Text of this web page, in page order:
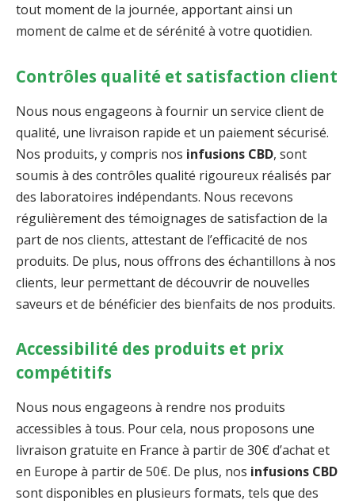
tout moment de la journée, apportant ainsi un
moment de calme et de sérénité à votre quotidien.
Contrôles qualité et satisfaction client
Nous nous engageons à fournir un service client de
qualité, une livraison rapide et un paiement sécurisé.
Nos produits, y compris nos infusions CBD, sont
soumis à des contrôles qualité rigoureux réalisés par
des laboratoires indépendants. Nous recevons
régulièrement des témoignages de satisfaction de la
part de nos clients, attestant de l’efficacité de nos
produits. De plus, nous offrons des échantillons à nos
clients, leur permettant de découvrir de nouvelles
saveurs et de bénéficier des bienfaits de nos produits.
Accessibilité des produits et prix
compétitifs
Nous nous engageons à rendre nos produits
accessibles à tous. Pour cela, nous proposons une
livraison gratuite en France à partir de 30€ d’achat et
en Europe à partir de 50€. De plus, nos infusions CBD
sont disponibles en plusieurs formats, tels que des